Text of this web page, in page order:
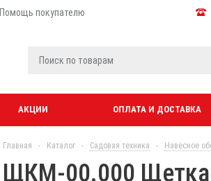
Помощь покупателю
АКЦИИ ОПЛАТА И ДОСТАВКА
Главная - Каталог - Садовая техника - Навесное
ЩКМ-00.000 Щетка